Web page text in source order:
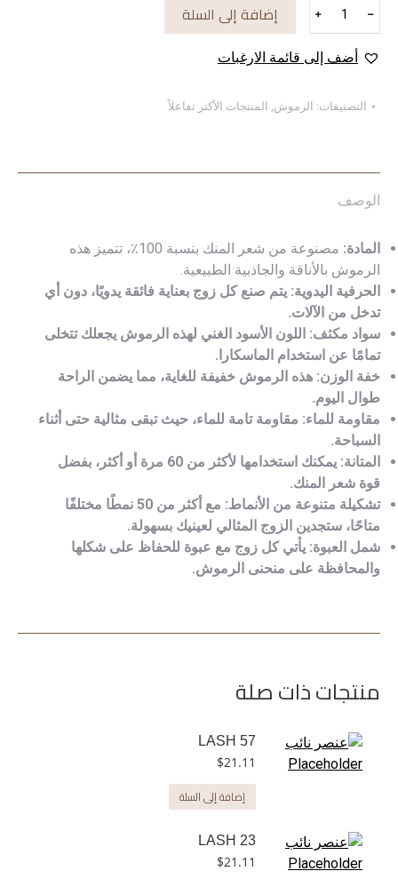
﹣
﹢ إضافة إلى السلة
أضف إلى قائمة الارغبات
التصنيفات: الرموش, المنتجات الأكثر تفاعلاً
الوصف
المادة:
مصنوعة من شعر المنك بنسبة 100٪، تتميز هذه
الرموش بالأناقة والجاذبية الطبيعية.
الحرفية اليدوية: يتم صنع كل زوج بعناية فائقة يدويًا، دون أي
تدخل من الآلات.
سواد مكثف: اللون الأسود الغني لهذه الرموش يجعلك تتخلى
تمامًا عن استخدام الماسكارا.
خفة الوزن: هذه الرموش خفيفة للغاية، مما يضمن الراحة
طوال اليوم.
مقاومة للماء: مقاومة تامة للماء، حيث تبقى مثالية حتى أثناء
السباحة.
المتانة: يمكنك استخدامها لأكثر من 60 مرة أو أكثر، بفضل
قوة شعر المنك.
تشكيلة متنوعة من الأنماط: مع أكثر من 50 نمطًا مختلفًا
متاحًا، ستجدين الزوج المثالي لعينيك بسهولة.
شمل العبوة: يأتي كل زوج مع عبوة للحفاظ على شكلها
والمحافظة على منحنى الرموش.
منتجات ذات صلة
LASH 57
$21.11
إضافة إلى السلة
LASH 23
$21.11